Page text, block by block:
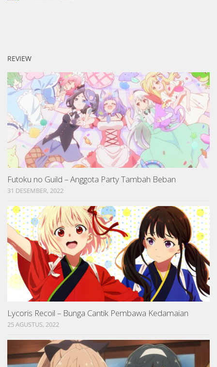
REVIEW
Futoku no Guild – Anggota Party Tambah Beban
31 DESEMBER, 2022
Lycoris Recoil – Bunga Cantik Pembawa Kedamaian
25 AGUSTUS, 2022